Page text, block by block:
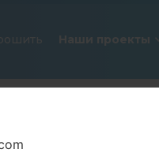
Наши проекты